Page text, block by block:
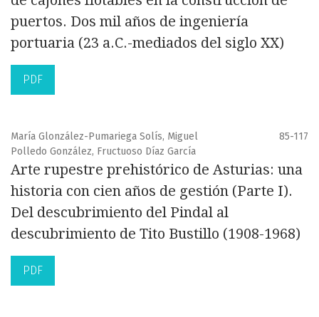
puertos. Dos mil años de ingeniería
portuaria (23 a.C.-mediados del siglo XX)
PDF
María Glonzález-Pumariega Solís, Miguel
Polledo González, Fructuoso Díaz García
85-117
Arte rupestre prehistórico de Asturias: una
historia con cien años de gestión (Parte I).
Del descubrimiento del Pindal al
descubrimiento de Tito Bustillo (1908-1968)
PDF